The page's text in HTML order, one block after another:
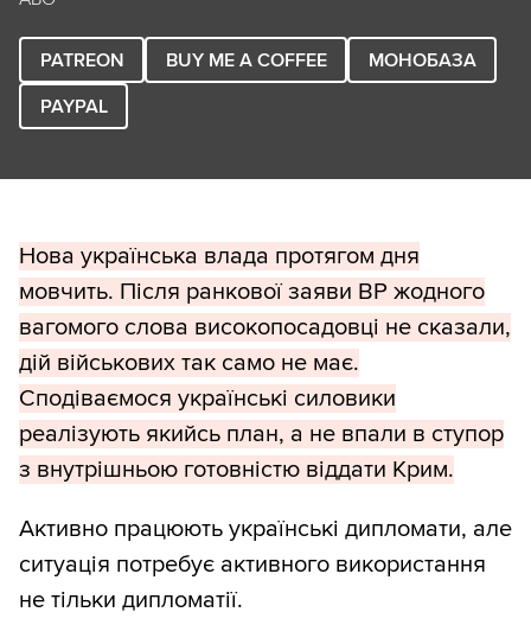
PATREON BUY ME A COFFEE
МОНОБАЗА
PAYPAL
Нова українська влада протягом дня
мовчить. Після ранкової заяви ВР жодного
вагомого слова високопосадовці не сказали,
дій військових так само не має.
Сподіваємося українські силовики
реалізують якийсь план, а не впали в ступор
з внутрішньою готовністю віддати Крим.
Активно працюють українські дипломати, але
ситуація потребує активного використання
не тільки дипломатії.